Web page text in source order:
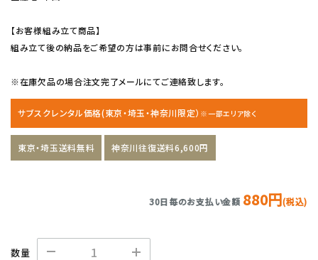
【お客様組み立て商品】
組み立て後の納品をご希望の方は事前にお問合せください。
※在庫欠品の場合注文完了メールにてご連絡致します。
サブスクレンタル価格(東京・埼玉・神奈川限定） ※一部エリア除く
東京・埼玉送料無料 神奈川往復送料6,600円
30日毎のお支払い金額 880円(税込)
数量